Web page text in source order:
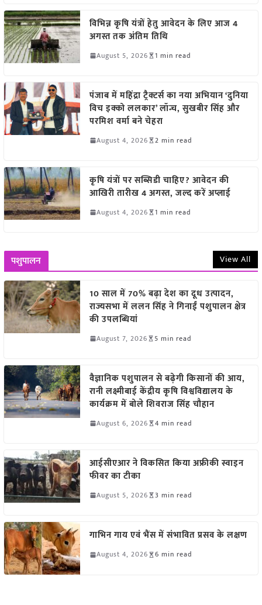
विभिन्न कृषि यंत्रों हेतु आवेदन के लिए आज 4
अगस्त तक अंतिम तिथि
August 5, 2026 1 min read
पंजाब में महिंद्रा ट्रैक्टर्स का नया अभियान ‘दुनिया
विच इक्को ललकार’ लॉन्च, सुखबीर सिंह और
परमिश वर्मा बने चेहरा
August 4, 2026 2 min read
कृषि यंत्रों पर सब्सिडी चाहिए? आवेदन की
आखिरी तारीख 4 अगस्त, जल्द करें अप्लाई
August 4, 2026 1 min read
पशुपालन View All
10 साल में 70% बढ़ा देश का दूध उत्पादन,
राज्यसभा में ललन सिंह ने गिनाईं पशुपालन क्षेत्र
की उपलब्धियां
August 7, 2026 5 min read
वैज्ञानिक पशुपालन से बढ़ेगी किसानों की आय,
रानी लक्ष्मीबाई केंद्रीय कृषि विश्वविद्यालय के
कार्यक्रम में बोले शिवराज सिंह चौहान
August 6, 2026 4 min read
आईसीएआर ने विकसित किया अफ्रीकी स्वाइन
फीवर का टीका
August 5, 2026 3 min read
गाभिन गाय एवं भैंस में संभावित प्रसव के लक्षण
August 4, 2026 6 min read